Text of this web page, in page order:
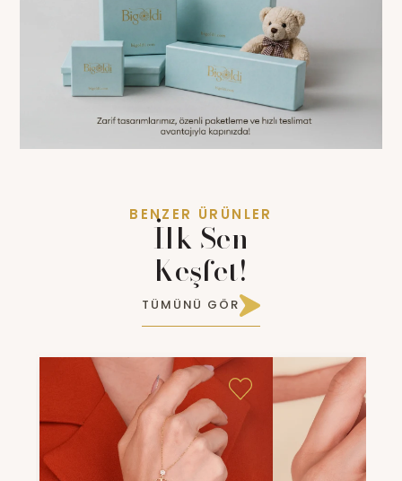
BENZER ÜRÜNLER
İlk Sen
Keşfet!
TÜMÜNÜ GÖR